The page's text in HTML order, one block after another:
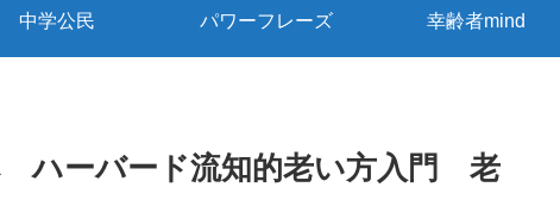
中学公民 パワーフレーズ 幸齢者mind
ハーバード流知的老い方入門 老